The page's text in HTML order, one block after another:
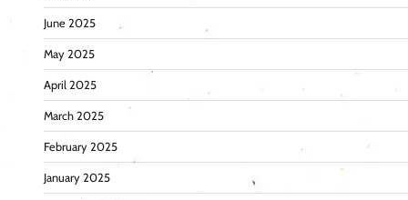
June 2025
May 2025
April 2025
March 2025
February 2025
January 2025